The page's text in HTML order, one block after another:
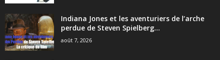
Indiana Jones et les aventuriers de l’arche
perdue de Steven Spielberg...
août 7, 2026